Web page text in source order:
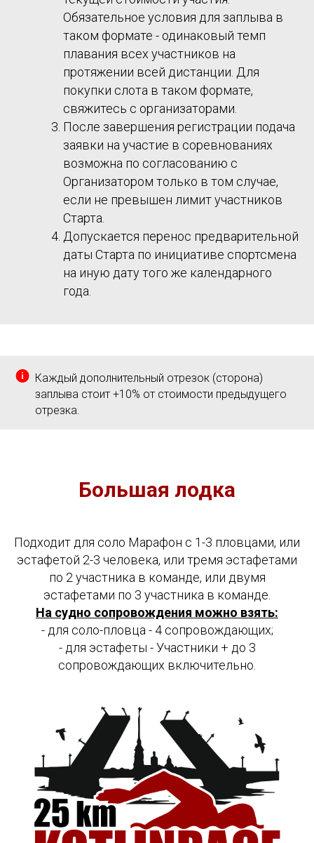
Обязательное условия для заплыва в
таком формате - одинаковый темп
плавания всех участников на
протяжении всей дистанции. Для
покупки слота в таком формате,
свяжитесь с организаторами.
После завершения регистрации подача
заявки на участие в соревнованиях
возможна по согласованию с
Организатором только в том случае,
если не превышен лимит участников
Старта.
Допускается перенос предварительной
даты Старта по инициативе спортсмена
на иную дату того же календарного
года.
Каждый дополнительный отрезок (сторона)
заплыва стоит +10% от стоимости предыдущего
отрезка.
Большая лодка
Подходит для соло Марафон с 1-3 пловцами, или
эстафетой 2-3 человека, или тремя эстафетами
по 2 участника в команде, или двумя
эстафетами по 3 участника в команде.
На судно сопровождения можно взять:
- для соло-пловца - 4 сопровождающих;
- для эстафеты - Участники + до 3
сопровождающих включительно.